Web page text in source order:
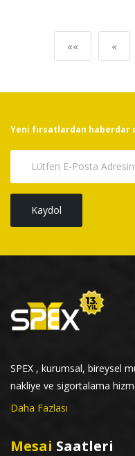
«« «
Yeni fırsatlardan
Kaydol
SPEX , kurumsal, bireysel
nakliye ve sigortalama
Daha Fazlası
Mesai Saatleri